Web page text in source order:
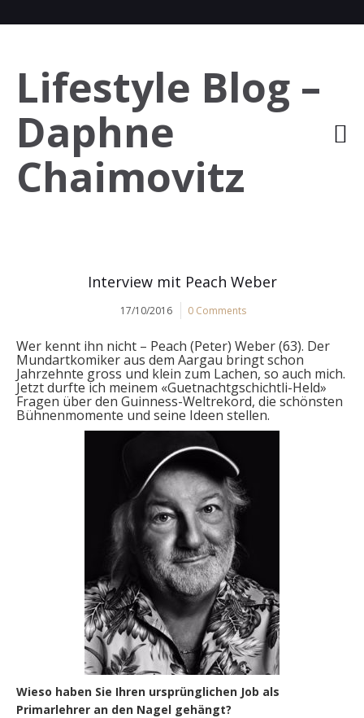
Lifestyle Blog –
Daphne
Chaimovitz
Interview mit Peach Weber
17/10/2016 0 Comments
Wer kennt ihn nicht – Peach (Peter) Weber (63). Der
Mundartkomiker aus dem Aargau bringt schon
Jahrzehnte gross und klein zum Lachen, so auch mich.
Jetzt durfte ich meinem «Guetnachtgschichtli-Held»
Fragen über den Guinness-Weltrekord, die schönsten
Bühnenmomente und seine Ideen stellen.
Wieso haben Sie Ihren ursprünglichen Job als
Primarlehrer an den Nagel gehängt?